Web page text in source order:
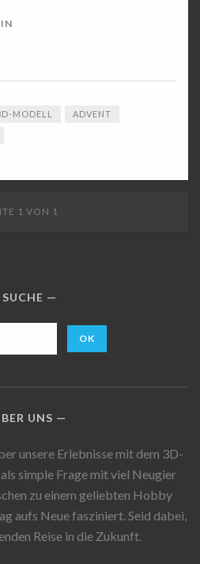
MODELL ADVENT
1 VON 1
SUCHE
UNS
unsere Erlebnisse mit dem 3D-
simple Frage mit viel Neugier
zu einem geliebten Hobby
aufs Neue fasziniert. Seid dabei,
Reise in die Zukunft.